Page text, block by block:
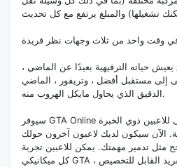
حياته الترفيهية بعيدًا عن الماضي ،
إلى مستقبل أفضل ، وتريفور ، الماضي
الدقيق الذي يحاول مايكل الهروب منه.
سيوفر GTA Online الكثير من التحدي الإضافي حتى للاعبين ذوي الخبرة
الآن سيكون لديك لاعبون آخرون حولك
مثل تدمير مهمتك. يمكن للاعبين تجربة
كل ميكانيكي GTA محدث من خلال الطابع الفريد القابل للتخصيص ،